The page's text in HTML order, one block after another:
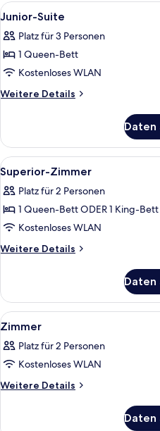
Alle
Fotos
für
Junior-
Suite
anzeigen
10
Junior-Suite
Platz für 3 Personen
1 Queen-Bett
Kostenloses WLAN
Weitere Details
Weitere
Suite
Daten
Alle
Fotos
für
Superior-
Zimmer
anzeigen
5
Superior-Zimmer
Platz für 2 Personen
1 Queen-Bett ODER 1 King-Bett
Kostenloses WLAN
Weitere Details
Weitere
Zimmer
Daten
Alle
Fotos
für
Zimmer
anzeigen
7
Zimmer
Platz für 2 Personen
Kostenloses WLAN
Weitere Details
Weitere
Daten